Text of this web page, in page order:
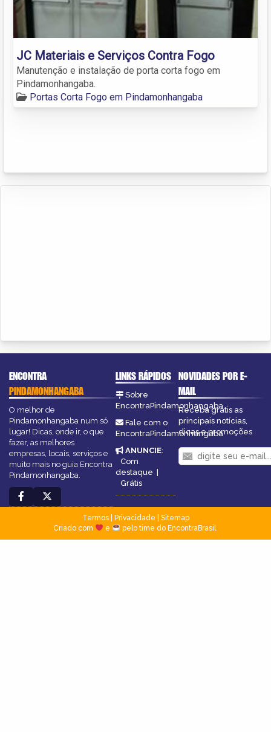
JC Materiais e Serviços Contra Fogo
Manutenção e instalação de porta corta fogo em
Pindamonhangaba.
Portas Corta Fogo em Pindamonhangaba
ENCONTRA
PINDAMONHANGABA
O melhor de
Pindamonhangaba num só
lugar! Dicas, onde ir, o que
fazer, as melhores
empresas, locais, serviços e
muito mais no guia Encontra
Pindamonhangaba.
LINKS RÁPIDOS
Sobre
EncontraPindamonhangaba
Fale com o
EncontraPindamonhangaba
ANUNCIE:
Com
destaque |
Grátis
NOVIDADES POR E-
MAIL
Receba grátis as
principais notícias,
dicas e promoções
Termos| Privacidade
Sitemap
Criado com
e pelo time do EncontraBrasil